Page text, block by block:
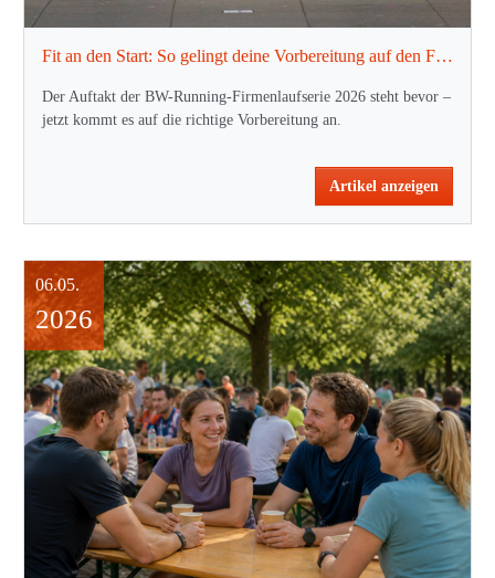
Fit an den Start: So gelingt deine Vorbereitung auf den Firmenlauf
Der Auftakt der BW-Running-Firmenlaufserie 2026 steht bevor –
jetzt kommt es auf die richtige Vorbereitung an.
Artikel anzeigen
06.05.
2026